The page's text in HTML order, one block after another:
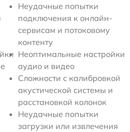
Неудачные попытки
подключения к онлайн-
сервисам и потоковому
контенту
Неоптимальные настройки
аудио и видео
Сложности с калибровкой
акустической системы и
расстановкой колонок
Неудачные попытки
загрузки или извлечения